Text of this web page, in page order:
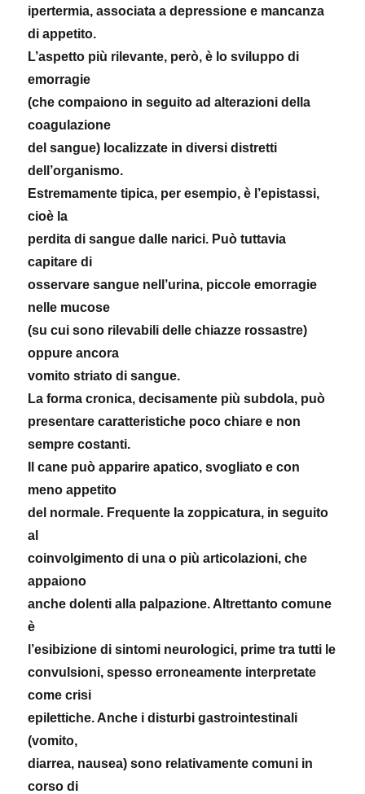
ipertermia, associata a depressione e mancanza
di appetito.
L’aspetto più rilevante, però, è lo sviluppo di
emorragie
(che compaiono in seguito ad alterazioni della
coagulazione
del sangue) localizzate in diversi distretti
dell’organismo.
Estremamente tipica, per esempio, è l’epistassi,
cioè la
perdita di sangue dalle narici. Può tuttavia
capitare di
osservare sangue nell’urina, piccole emorragie
nelle mucose
(su cui sono rilevabili delle chiazze rossastre)
oppure ancora
vomito striato di sangue.
La forma cronica, decisamente più subdola, può
presentare caratteristiche poco chiare e non
sempre costanti.
Il cane può apparire apatico, svogliato e con
meno appetito
del normale. Frequente la zoppicatura, in seguito
al
coinvolgimento di una o più articolazioni, che
appaiono
anche dolenti alla palpazione. Altrettanto comune
è
l’esibizione di sintomi neurologici, prime tra tutti le
convulsioni, spesso erroneamente interpretate
come crisi
epilettiche. Anche i disturbi gastrointestinali
(vomito,
diarrea, nausea) sono relativamente comuni in
corso di